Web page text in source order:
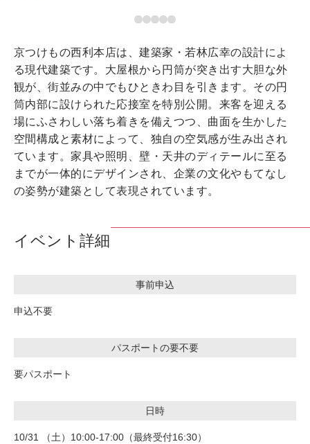
京つけもの西利本店は、建築家・若林広幸の設計によ
る現代建築です。大屋根から円筒が突き出す大胆な外
観が、街並みの中でもひときわ目を引きます。その円
筒内部に設けられた応接室を特別公開。来客を迎える
場にふさわしい落ち着きを備えつつ、曲面を生かした
空間構成と素材によって、独自の空気感が生み出され
ています。家具や照明、壁・天井のディテールに至る
までが一体的にデザインされ、企業の文化やもてなし
の姿勢が建築として表現されています。
イベント詳細
事前申込
申込不要
パスポートの要不要
要パスポート
日時
10/31 （土）10:00-17:00（最終受付16:30）